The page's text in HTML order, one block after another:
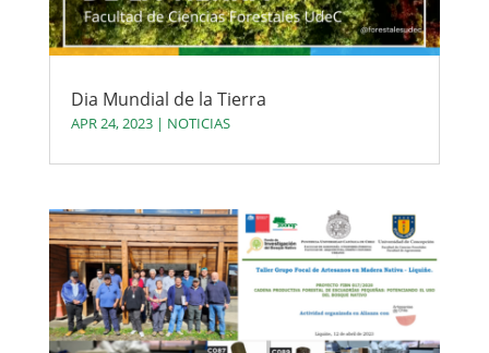
Dia Mundial de la Tierra
APR 24, 2023| NOTICIAS